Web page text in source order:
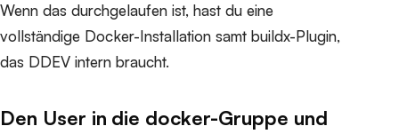
Wenn das durchgelaufen ist, hast du eine
vollständige Docker-Installation samt buildx-Plugin,
das DDEV intern braucht.
Den User in die docker-Gruppe und